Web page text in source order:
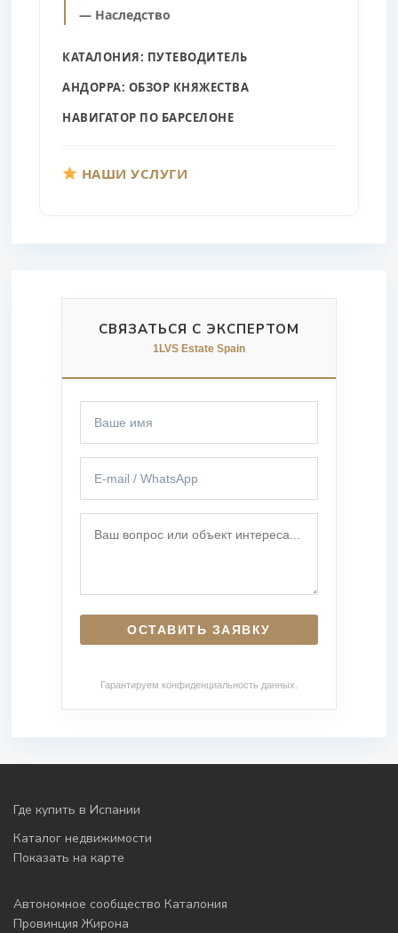
— Наследство
КАТАЛОНИЯ: ПУТЕВОДИТЕЛЬ
АНДОРРА: ОБЗОР КНЯЖЕСТВА
НАВИГАТОР ПО БАРСЕЛОНЕ
НАШИ УСЛУГИ
СВЯЗАТЬСЯ С ЭКСПЕРТОМ
1LVS Estate Spain
Гарантируем конфиденциальность данных.
Где купить в Испании
Каталог недвижимости
Показать на карте
Автономное сообщество Каталония
Провинция Жирона